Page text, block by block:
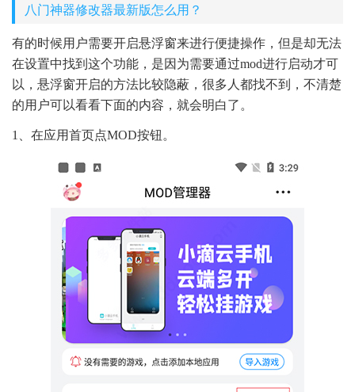
八门神器修改器最新版怎么用？
有的时候用户需要开启悬浮窗来进行便捷操作，但是却无法
在设置中找到这个功能，是因为需要通过mod进行启动才可
以，悬浮窗开启的方法比较隐蔽，很多人都找不到，不清楚
的用户可以看看下面的内容，就会明白了。
1、在应用首页点MOD按钮。